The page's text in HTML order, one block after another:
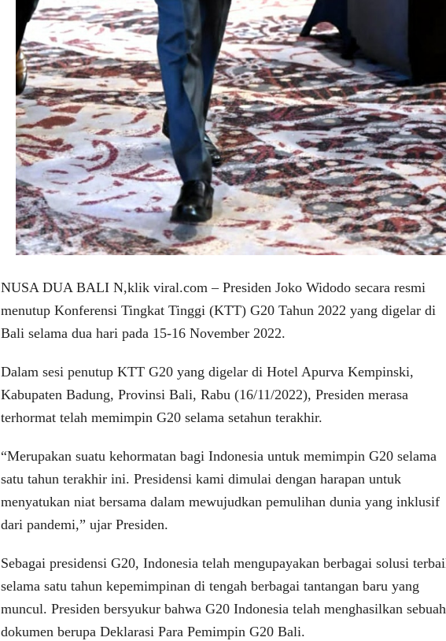
NUSA DUA BALI N,klik viral.com – Presiden Joko Widodo secara resmi
menutup Konferensi Tingkat Tinggi (KTT) G20 Tahun 2022 yang digelar di
Bali selama dua hari pada 15-16 November 2022.
Dalam sesi penutup KTT G20 yang digelar di Hotel Apurva Kempinski,
Kabupaten Badung, Provinsi Bali, Rabu (16/11/2022), Presiden merasa
terhormat telah memimpin G20 selama setahun terakhir.
“Merupakan suatu kehormatan bagi Indonesia untuk memimpin G20 selama
satu tahun terakhir ini. Presidensi kami dimulai dengan harapan untuk
menyatukan niat bersama dalam mewujudkan pemulihan dunia yang inklusif
dari pandemi,” ujar Presiden.
Sebagai presidensi G20, Indonesia telah mengupayakan berbagai solusi
selama satu tahun kepemimpinan di tengah berbagai tantangan baru yang
muncul. Presiden bersyukur bahwa G20 Indonesia telah menghasilkan sebuah
dokumen berupa Deklarasi Para Pemimpin G20 Bali.